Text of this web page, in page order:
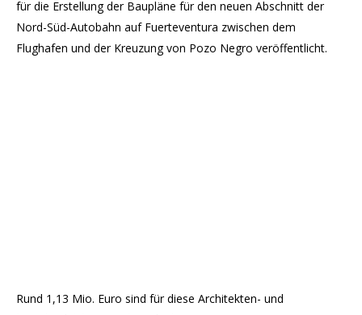
für die Erstellung der Baupläne für den neuen Abschnitt der
Nord-Süd-Autobahn auf Fuerteventura zwischen dem
Flughafen und der Kreuzung von Pozo Negro veröffentlicht.
Rund 1,13 Mio. Euro sind für diese Architekten- und